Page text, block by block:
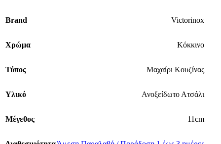
Brand Victorinox
Χρώμα Κόκκινο
Τύπος Μαχαίρι Κουζίνας
Υλικό Ανοξείδωτο Ατσάλι
Μέγεθος 11cm